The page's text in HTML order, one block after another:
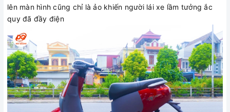
lên màn hình cũng chỉ là ảo khiến người lái xe lầm tưởng ắc
quy đã đầy điện